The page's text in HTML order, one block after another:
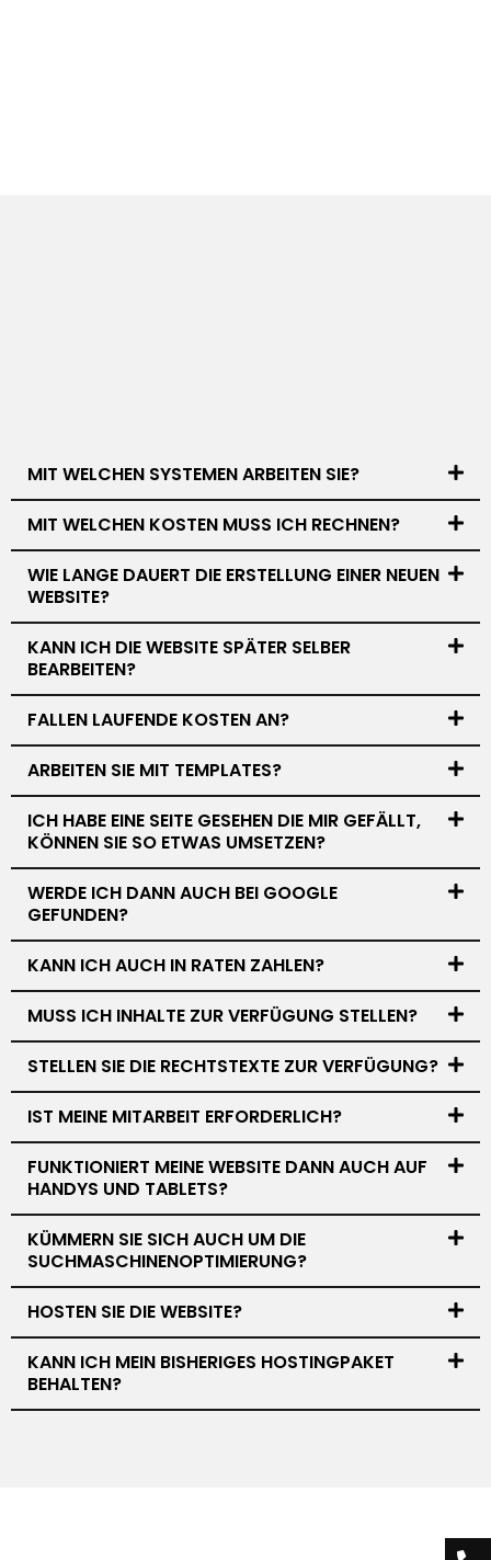
MIT WELCHEN SYSTEMEN ARBEITEN SIE?
MIT WELCHEN KOSTEN MUSS ICH RECHNEN?
WIE LANGE DAUERT DIE ERSTELLUNG EINER NEUEN
WEBSITE?
KANN ICH DIE WEBSITE SPÄTER SELBER
BEARBEITEN?
FALLEN LAUFENDE KOSTEN AN?
ARBEITEN SIE MIT TEMPLATES?
ICH HABE EINE SEITE GESEHEN DIE MIR GEFÄLLT,
KÖNNEN SIE SO ETWAS UMSETZEN?
WERDE ICH DANN AUCH BEI GOOGLE
GEFUNDEN?
KANN ICH AUCH IN RATEN ZAHLEN?
MUSS ICH INHALTE ZUR VERFÜGUNG STELLEN?
STELLEN SIE DIE RECHTSTEXTE ZUR VERFÜGUNG?
IST MEINE MITARBEIT ERFORDERLICH?
FUNKTIONIERT MEINE WEBSITE DANN AUCH AUF
HANDYS UND TABLETS?
KÜMMERN SIE SICH AUCH UM DIE
SUCHMASCHINENOPTIMIERUNG?
HOSTEN SIE DIE WEBSITE?
KANN ICH MEIN BISHERIGES HOSTINGPAKET
BEHALTEN?